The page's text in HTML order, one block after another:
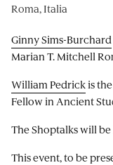
Ginny Sims-Burchard
Marian T. Mitchell
William Pedrickis
Fellow in Ancient
The Shoptalks will
This event, to be
Roma, Italia